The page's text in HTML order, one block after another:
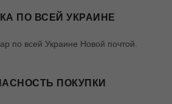
ПО ВСЕЙ УКРАИНЕ
по всей Украине Новой почтой.
ПОКУПКИ